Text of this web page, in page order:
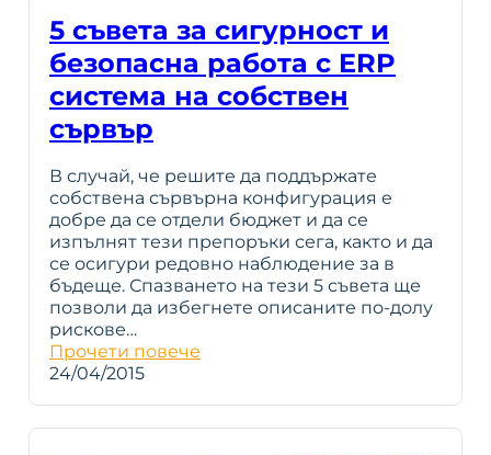
5 съвета за сигурност и
безопасна работа с ERP
система на собствен
сървър
В случай, че решите да поддържате
собствена сървърна конфигурация е
добре да се отдели бюджет и да се
изпълнят тези препоръки сега, както и да
се осигури редовно наблюдение за в
бъдеще. Спазването на тези 5 съвета ще
позволи да избегнете описаните по-долу
рискове…
Прочети повече
24/04/2015